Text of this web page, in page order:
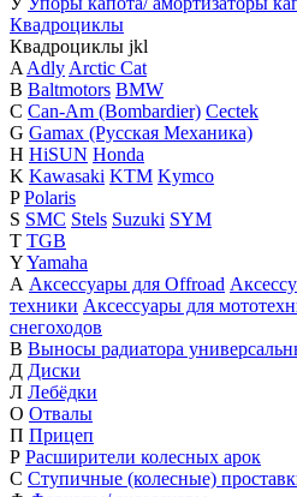
Квадроциклы
Квадроциклы jkl
A Adly Arctic Cat
B Baltmotors BMW
C Can-Am (Bombardier) Cectek
G Gamax (Русская Механика)
H HiSUN Honda
K Kawasaki KTM Kymco
P Polaris
S SMC Stels Suzuki SYM
T TGB
YYamaha
А Аксессуары для Offroad
техники Аксессуары для
снегоходов
В Выносы радиатора
Д Диски
Л Лебёдки
О Отвалы
П Прицеп
Р Расширители колесных арок
С Ступичные (колесные)